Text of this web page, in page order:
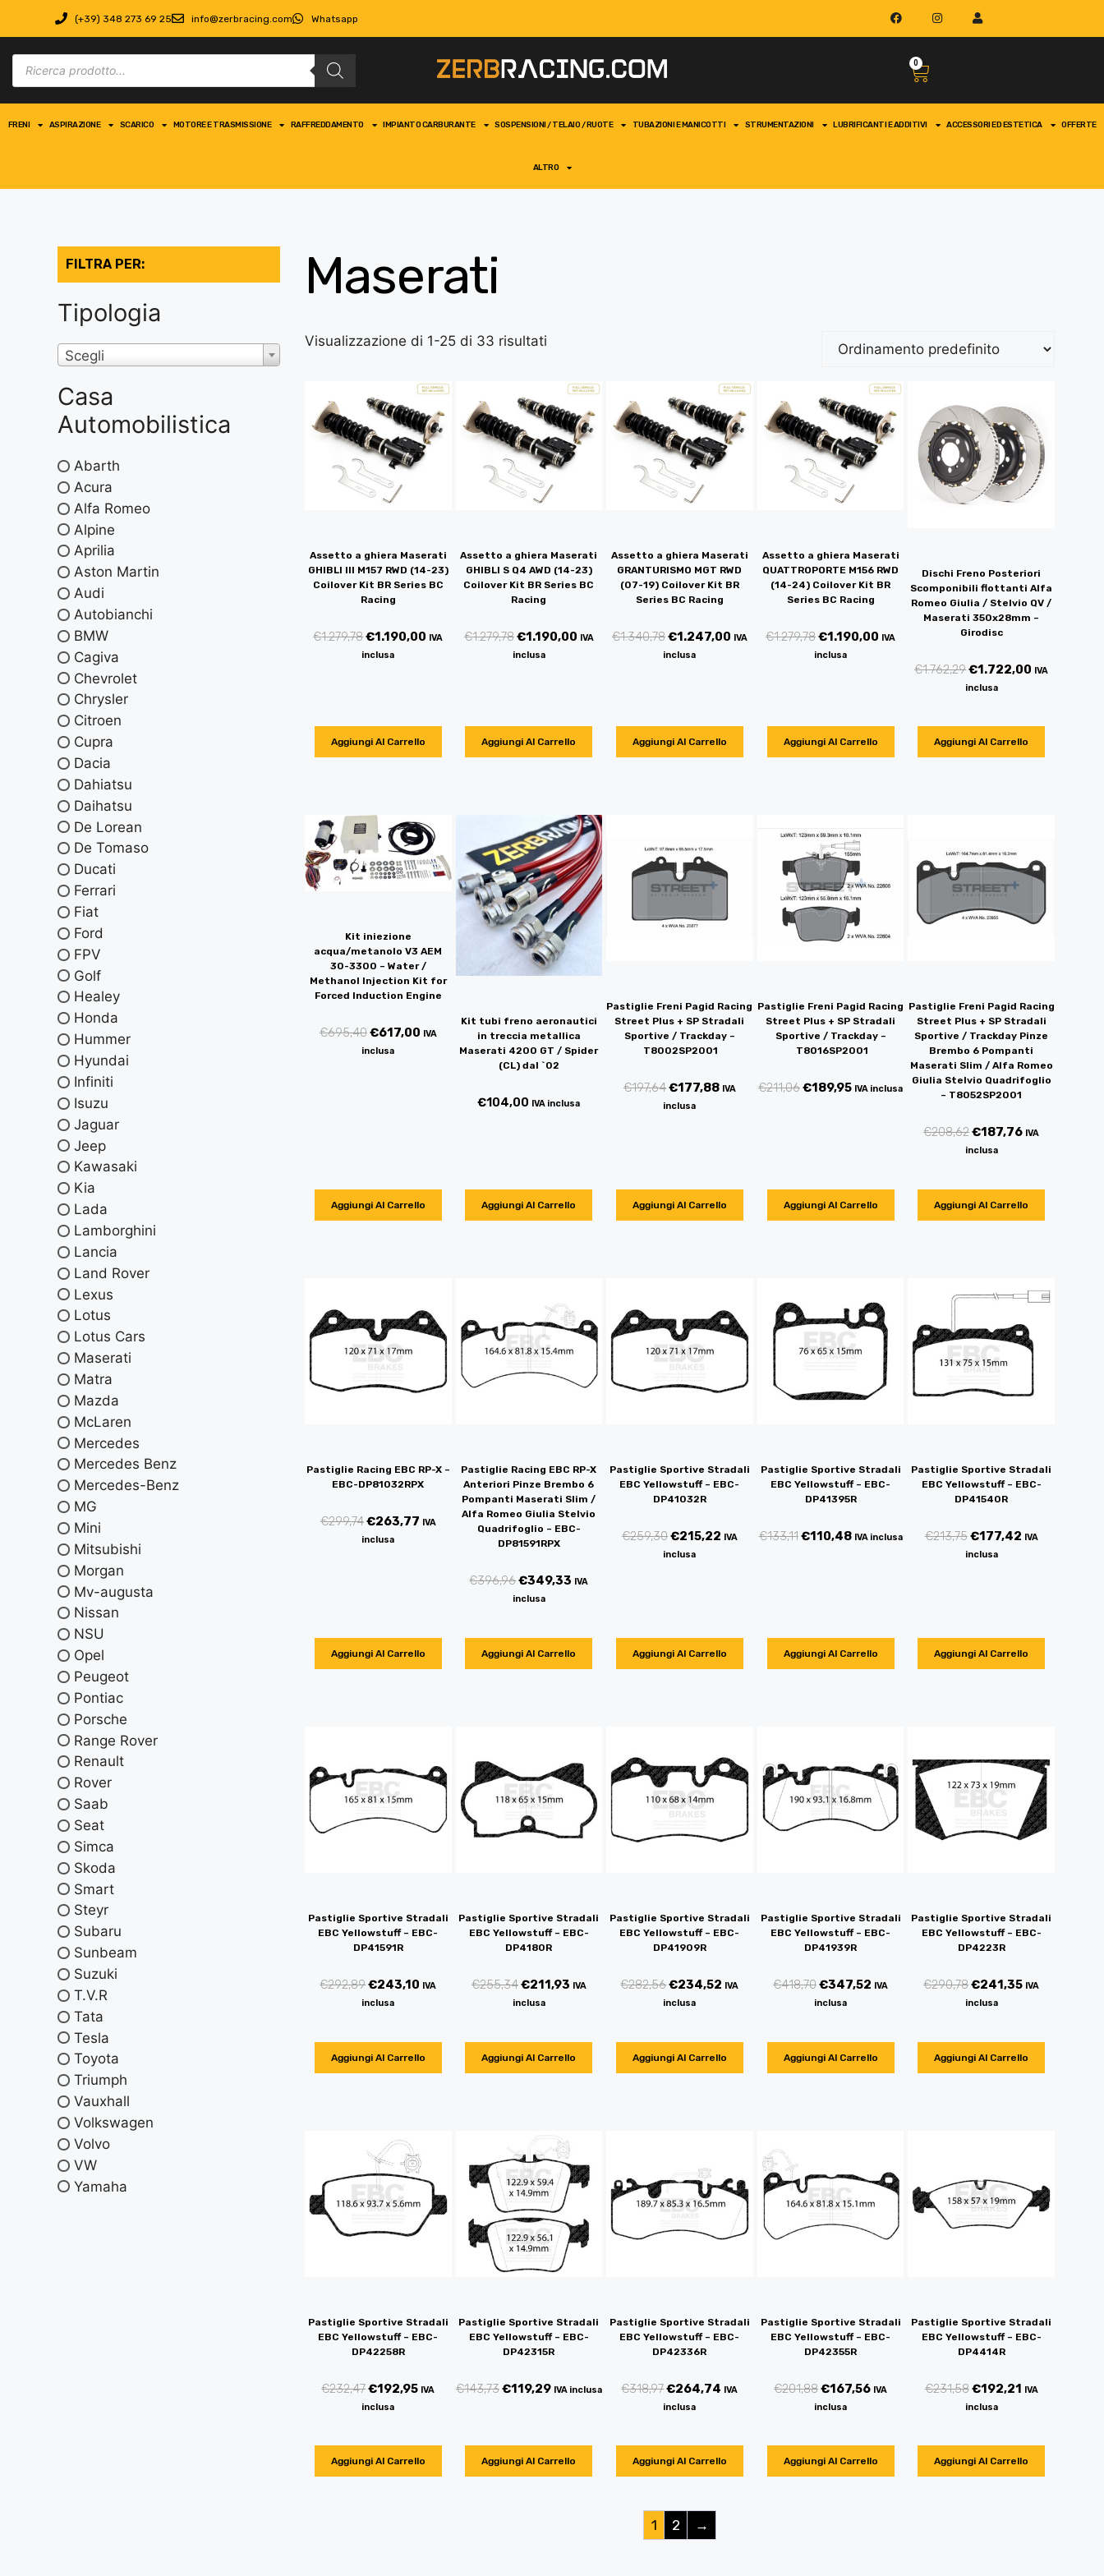
(+39) 348 273 69 25 info@zerbracing.com Whatsapp
0
FRENI ASPIRAZIONE SCARICO MOTORE E TRASMISSIONE RAFFREDDAMENTO IMPIANTO CARBURANTE SOSPENSIONI / TELAIO / RUOTE TUBAZIONI E MANICOTTI STRUMENTAZIONI LUBRIFICANTI E ADDITIVI ACCESSORI ED ESTETICA OFFERTE
ALTRO
FILTRA PER:
Tipologia
Scegli
Casa
Automobilistica
Abarth
Acura
Alfa Romeo
Alpine
Aprilia
Aston Martin
Audi
Autobianchi
BMW
Cagiva
Chevrolet
Chrysler
Citroen
Cupra
Dacia
Dahiatsu
Daihatsu
De Lorean
De Tomaso
Ducati
Ferrari
Fiat
Ford
FPV
Golf
Healey
Honda
Hummer
Hyundai
Infiniti
Isuzu
Jaguar
Jeep
Kawasaki
Kia
Lada
Lamborghini
Lancia
Land Rover
Lexus
Lotus
Lotus Cars
Maserati
Matra
Mazda
McLaren
Mercedes
Mercedes Benz
Mercedes-Benz
MG
Mini
Mitsubishi
Morgan
Mv-augusta
Nissan
NSU
Opel
Peugeot
Pontiac
Porsche
Range Rover
Renault
Rover
Saab
Seat
Simca
Skoda
Smart
Steyr
Subaru
Sunbeam
Suzuki
T.V.R
Tata
Tesla
Toyota
Triumph
Vauxhall
Volkswagen
Volvo
VW
Yamaha
Maserati
Visualizzazione di 1-25 di 33 risultati
Assetto a ghiera Maserati
GHIBLI III M157 RWD (14-23)
Coilover Kit BR Series BC
Racing
€1.279,78€1.190,00 IVA
inclusa
Aggiungi Al Carrello
Assetto a ghiera Maserati
GHIBLI S Q4 AWD (14-23)
Coilover Kit BR Series BC
Racing
€1.279,78€1.190,00 IVA
inclusa
Aggiungi Al Carrello
Assetto a ghiera Maserati
GRANTURISMO MGT RWD
(07-19) Coilover Kit BR
Series BC Racing
€1.340,78€1.247,00 IVA
inclusa
Aggiungi Al Carrello
Assetto a ghiera Maserati
QUATTROPORTE M156 RWD
(14-24) Coilover Kit BR
Series BC Racing
€1.279,78€1.190,00 IVA
inclusa
Aggiungi Al Carrello
Dischi Freno Posteriori
Scomponibili flottanti Alfa
Romeo Giulia / Stelvio QV /
Maserati 350x28mm –
Girodisc
€1.762,29€1.722,00 IVA
inclusa
Aggiungi Al Carrello
Kit iniezione
acqua/metanolo V3 AEM
30-3300 – Water /
Methanol Injection Kit for
Forced Induction Engine
€695,40€617,00 IVA
inclusa
Aggiungi Al Carrello
Kit tubi freno aeronautici
in treccia metallica
Maserati 4200 GT / Spider
(CL) dal `02
€104,00 IVA inclusa
Aggiungi Al Carrello
Pastiglie Freni Pagid Racing
Street Plus + SP Stradali
Sportive / Trackday –
T8002SP2001
€197,64€177,88 IVA
inclusa
Aggiungi Al Carrello
Pastiglie Freni Pagid Racing
Street Plus + SP Stradali
Sportive / Trackday –
T8016SP2001
€211,06€189,95 IVA inclusa
Aggiungi Al Carrello
Pastiglie Freni Pagid Racing
Street Plus + SP Stradali
Sportive / Trackday Pinze
Brembo 6 Pompanti
Maserati Slim / Alfa Romeo
Giulia Stelvio Quadrifoglio
– T8052SP2001
€208,62€187,76 IVA
inclusa
Aggiungi Al Carrello
Pastiglie Racing EBC RP-X –
EBC-DP81032RPX
€299,74€263,77 IVA
inclusa
Aggiungi Al Carrello
Pastiglie Racing EBC RP-X
Anteriori Pinze Brembo 6
Pompanti Maserati Slim /
Alfa Romeo Giulia Stelvio
Quadrifoglio – EBC-
DP81591RPX
€396,96€349,33 IVA
inclusa
Aggiungi Al Carrello
Pastiglie Sportive Stradali
EBC Yellowstuff – EBC-
DP41032R
€259,30€215,22 IVA
inclusa
Aggiungi Al Carrello
Pastiglie Sportive Stradali
EBC Yellowstuff – EBC-
DP41395R
€133,11€110,48 IVA inclusa
Aggiungi Al Carrello
Pastiglie Sportive Stradali
EBC Yellowstuff – EBC-
DP41540R
€213,75€177,42 IVA
inclusa
Aggiungi Al Carrello
Pastiglie Sportive Stradali
EBC Yellowstuff – EBC-
DP41591R
€292,89€243,10 IVA
inclusa
Aggiungi Al Carrello
Pastiglie Sportive Stradali
EBC Yellowstuff – EBC-
DP4180R
€255,34€211,93 IVA
inclusa
Aggiungi Al Carrello
Pastiglie Sportive Stradali
EBC Yellowstuff – EBC-
DP41909R
€282,56€234,52 IVA
inclusa
Aggiungi Al Carrello
Pastiglie Sportive Stradali
EBC Yellowstuff – EBC-
DP41939R
€418,70€347,52 IVA
inclusa
Aggiungi Al Carrello
Pastiglie Sportive Stradali
EBC Yellowstuff – EBC-
DP4223R
€290,78€241,35 IVA
inclusa
Aggiungi Al Carrello
Pastiglie Sportive Stradali
EBC Yellowstuff – EBC-
DP42258R
€232,47€192,95 IVA
inclusa
Aggiungi Al Carrello
Pastiglie Sportive Stradali
EBC Yellowstuff – EBC-
DP42315R
€143,73€119,29 IVA inclusa
Aggiungi Al Carrello
Pastiglie Sportive Stradali
EBC Yellowstuff – EBC-
DP42336R
€318,97€264,74 IVA
inclusa
Aggiungi Al Carrello
Pastiglie Sportive Stradali
EBC Yellowstuff – EBC-
DP42355R
€201,88€167,56 IVA
inclusa
Aggiungi Al Carrello
Pastiglie Sportive Stradali
EBC Yellowstuff – EBC-
DP4414R
€231,58€192,21 IVA
inclusa
Aggiungi Al Carrello
1 2 →